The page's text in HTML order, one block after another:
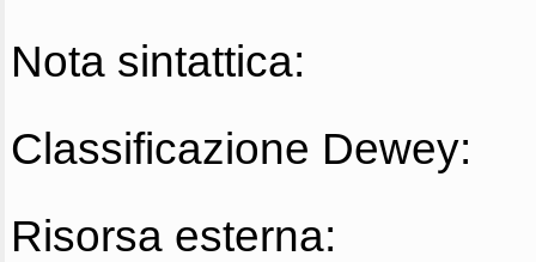
Nota sintattica:
Classificazione Dewey:
Risorsa esterna: